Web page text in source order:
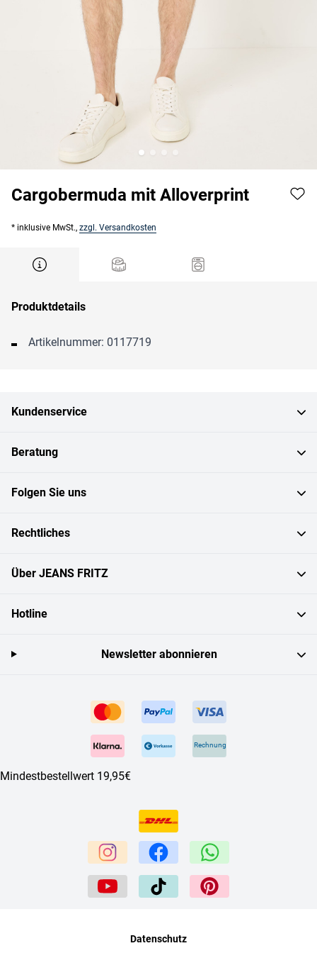
Cargobermuda mit Alloverprint
* inklusive MwSt., zzgl. Versandkosten
Produktdetails
Artikelnummer: 0117719
Kundenservice
Beratung
Folgen Sie uns
Rechtliches
Über JEANS FRITZ
Hotline
Rechnung
Mindestbestellwert 19,95€
Newsletter abonnieren
Datenschutz